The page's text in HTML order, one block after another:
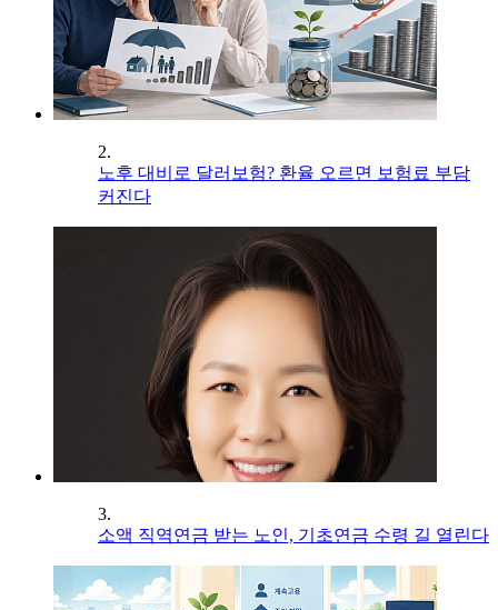
2.
노후 대비로 달러보험? 환율 오르면 보험료 부담
커진다
3.
소액 직역연금 받는 노인, 기초연금 수령 길 열린다